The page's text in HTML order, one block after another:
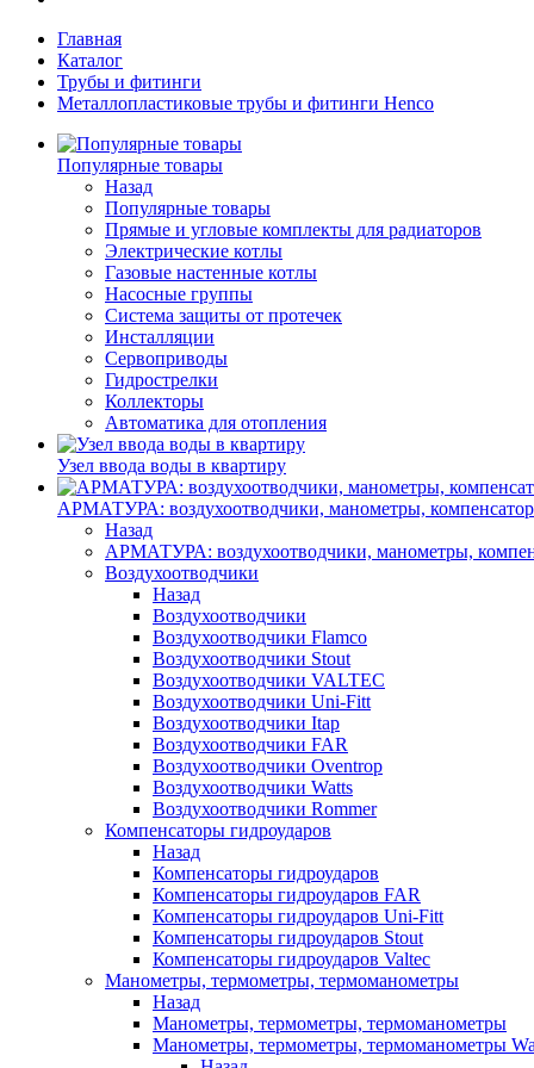
Главная
Каталог
Трубы и фитинги
Металлопластиковые трубы и фитинги Henco
Популярные товары
Назад
Популярные товары
Прямые и угловые комплекты для радиаторов
Электрические котлы
Газовые настенные котлы
Насосные группы
Система защиты от протечек
Инсталляции
Сервоприводы
Гидрострелки
Коллекторы
Автоматика для отопления
Узел ввода воды в квартиру
АРМАТУРА: воздухоотводчики, манометры,
Назад
АРМАТУРА: воздухоотводчики, манометры,
Воздухоотводчики
Назад
Воздухоотводчики
Воздухоотводчики Flamco
Воздухоотводчики Stout
Воздухоотводчики VALTEC
Воздухоотводчики Uni-Fitt
Воздухоотводчики Itap
Воздухоотводчики FAR
Воздухоотводчики Oventrop
Воздухоотводчики Watts
Воздухоотводчики Rommer
Компенсаторы гидроударов
Назад
Компенсаторы гидроударов
Компенсаторы гидроударов FAR
Компенсаторы гидроударов Uni-Fitt
Компенсаторы гидроударов Stout
Компенсаторы гидроударов Valtec
Манометры, термометры, термоманометры
Назад
Манометры, термометры, термоманометры
Манометры, термометры, термоманометры